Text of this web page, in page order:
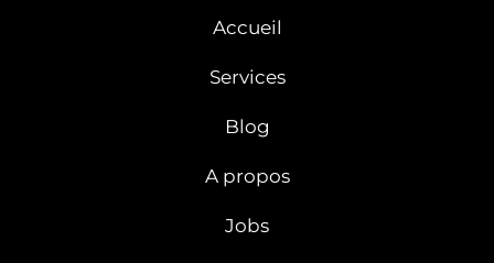
Accueil
Services
Blog
A propos
Jobs